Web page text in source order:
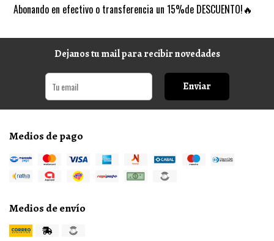
Abonando en efectivo o transferencia un 15%de DESCUENTO!🔥
Dejanos tu mail para recibir novedades
Enviar
Medios de pago
Medios de envío